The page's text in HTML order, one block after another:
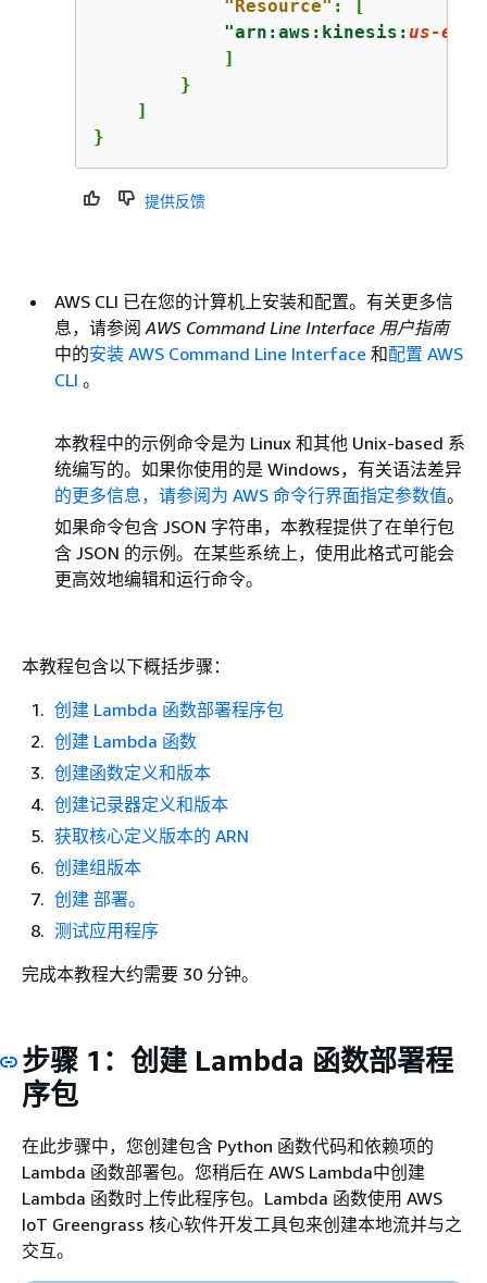
"Resource" : [
"arn:aws:kinesis:us-
            ]
        }
    ]
}
提供反馈
AWS CLI 已在您的计算机上安装和配置。有关更多信
息，请参阅AWS Command Line Interface 用户指南
中的安装 AWS Command Line Interface 和配置 AWS
CLI 。
本教程中的示例命令是为 Linux 和其他 Unix-based 系
统编写的。如果你使用的是 Windows，有关语法差异
的更多信息，请参阅为 AWS 命令行界面指定参数值。
如果命令包含 JSON 字符串，本教程提供了在单行包
含 JSON 的示例。在某些系统上，使用此格式可能会
更高效地编辑和运行命令。
本教程包含以下概括步骤：
创建 Lambda 函数部署程序包
创建 Lambda 函数
创建函数定义和版本
创建记录器定义和版本
获取核心定义版本的 ARN
创建组版本
创建 部署。
测试应用程序
完成本教程大约需要 30 分钟。
步骤 1：创建 Lambda 函数部署程
序包
在此步骤中，您创建包含 Python 函数代码和依赖项的
Lambda 函数部署包。您稍后在 AWS Lambda中创建
Lambda 函数时上传此程序包。Lambda 函数使用 AWS
IoT Greengrass 核心软件开发工具包来创建本地流并与之
交互。